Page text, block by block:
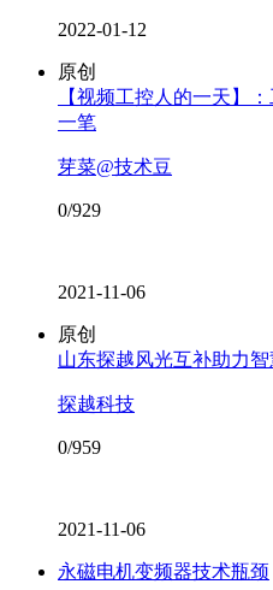
2022-01-12
原创
【视频工控人的一天】
一笔
芽菜@技术豆
0/929
2021-11-06
原创
山东探越风光互补助力智
探越科技
0/959
2021-11-06
永磁电机变频器技术瓶颈